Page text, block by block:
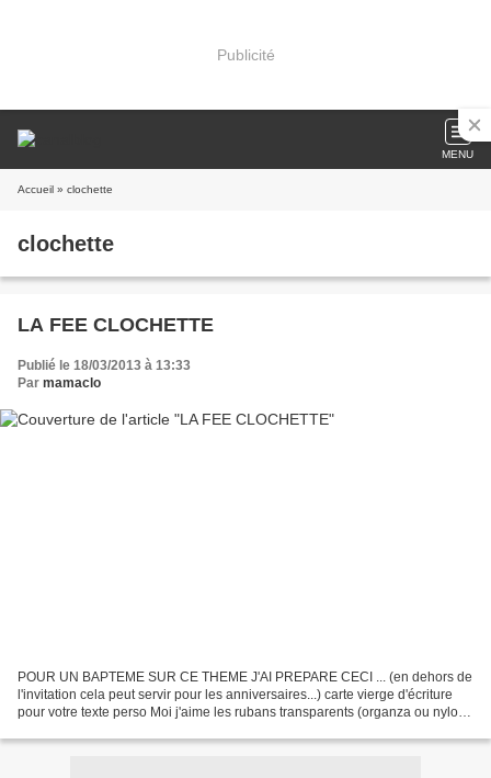
Publicité
MENU
Accueil » clochette
clochette
LA FEE CLOCHETTE
Publié le 18/03/2013 à 13:33
Par mamaclo
POUR UN BAPTEME SUR CE THEME J'AI PREPARE CECI ... (en dehors de
l'invitation cela peut servir pour les anniversaires...) carte vierge d'écriture
pour votre texte perso Moi j'aime les rubans transparents (organza ou nylon )